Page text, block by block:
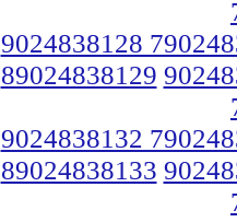
9024838128
89024838129
9024838132
89024838133